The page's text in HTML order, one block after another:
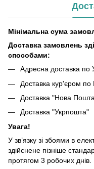
Мінімальна сума
Доставка замовлень
способами:
Адресна доставка по
Доставка кур'єром по
Доставка "Нова
Доставка "Укрпошта"
Увага!
У зв’язку зі збоями в
здійснене пізніше
протягом 3 робочих днів.